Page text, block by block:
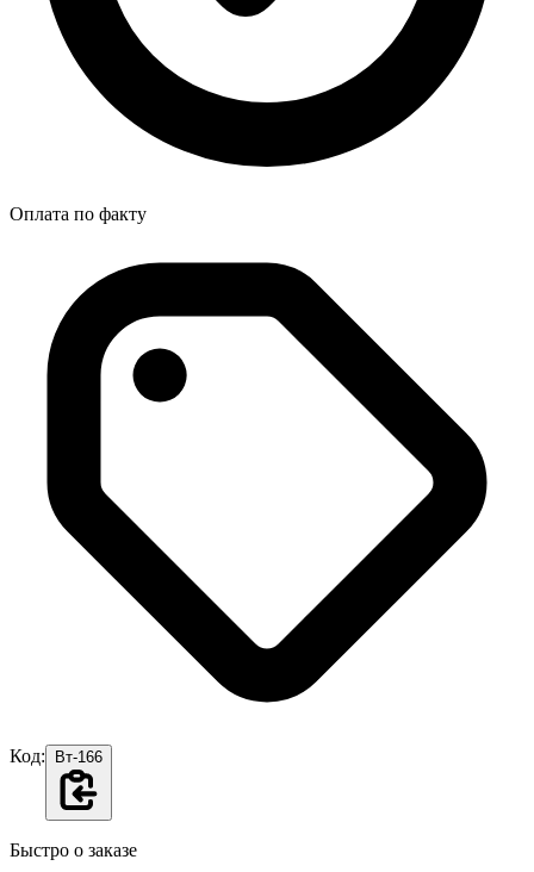
Оплата по факту
Код: Вт-166
Быстро о заказе